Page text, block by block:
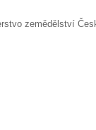
zemědělství